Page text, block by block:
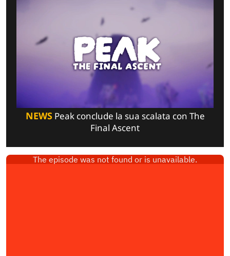
NEWSPeak conclude la sua scalata con The
Final Ascent